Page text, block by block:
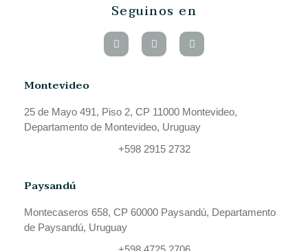
Seguinos en
Montevideo
25 de Mayo 491, Piso 2, CP 11000 Montevideo,
Departamento de Montevideo, Uruguay
+598 2915 2732
Paysandú
Montecaseros 658, CP 60000 Paysandú, Departamento
de Paysandú, Uruguay